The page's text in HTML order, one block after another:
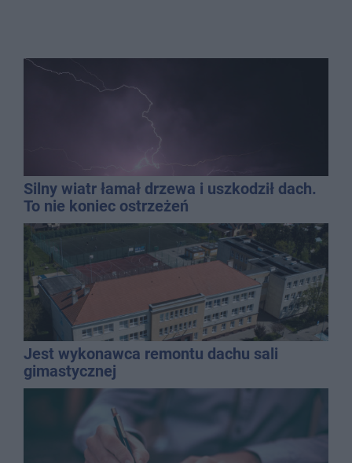
Silny wiatr łamał drzewa i uszkodził dach.
To nie koniec ostrzeżeń
Jest wykonawca remontu dachu sali
gimastycznej